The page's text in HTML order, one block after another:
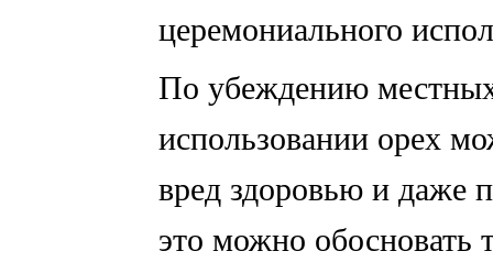
церемониального
По убеждению
использовании орех
вред здоровью и даже
это можно обосновать